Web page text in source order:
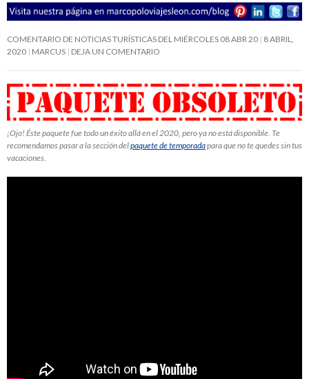
COMENTARIO DE NOTICIAS TURÍSTICAS DEL MIÉRCOLES 08 ABR 20 8 ABRIL,
2020 MARCUS DEJA UN COMENTARIO
¡Ojo! Éste paquete fue todo un éxito allá en el 2020, pero ya no está disponible. Te
recomendamos pasar a la sección delpaquete de temporadapara que no te quedes sin tus
vacaciones.